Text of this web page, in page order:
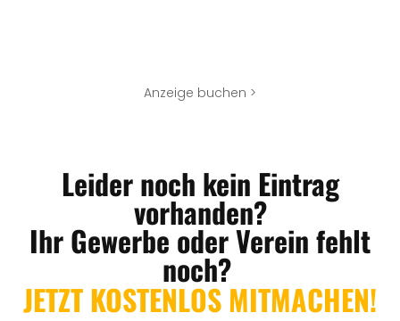
Anzeige buchen >
Leider noch kein Eintrag
vorhanden?
Ihr Gewerbe oder Verein fehlt
noch?
JETZT KOSTENLOS MITMACHEN!